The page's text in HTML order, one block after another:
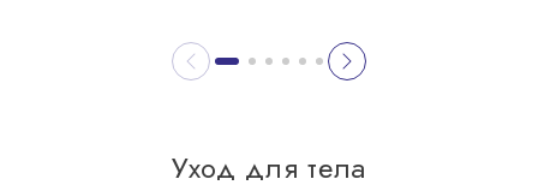
Уход для тела